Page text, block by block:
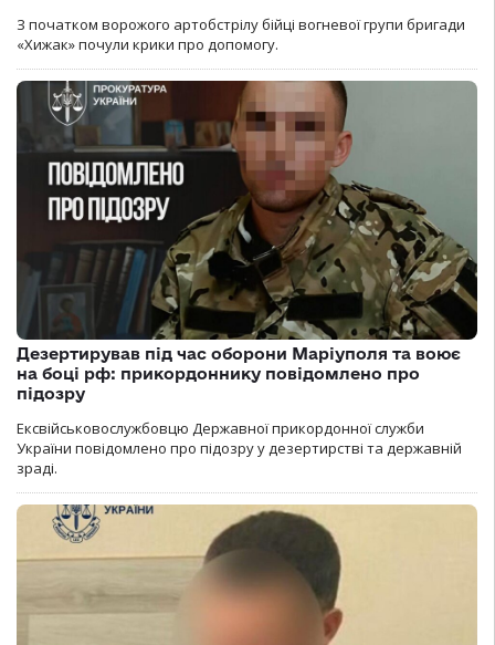
З початком ворожого артобстрілу бійці вогневої групи бригади
«Хижак» почули крики про допомогу.
Дезертирував під час оборони Маріуполя та воює
на боці рф: прикордоннику повідомлено про
підозру
Ексвійськовослужбовцю Державної прикордонної служби
України повідомлено про підозру у дезертирстві та державній
зраді.